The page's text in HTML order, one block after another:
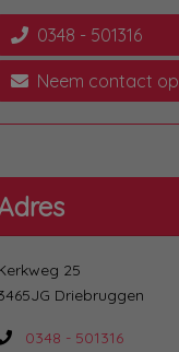
0348 - 501316
Neem contact op
25
Driebruggen
0348 - 501316